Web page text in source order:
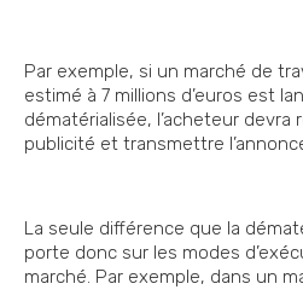
Par exemple, si un marché de
estimé à 7 millions d’euros est
dématérialisée, l’acheteur
publicité et transmettre
La seule différence que la
porte donc sur les modes
marché. Par exemple, dans un